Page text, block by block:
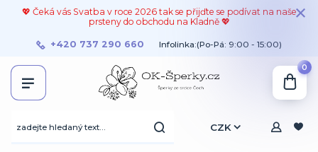
💖 Čeká vás Svatba v roce 2026 tak se přijďte se podívat na naše
prsteny do obchodu na Kladně 💖
CZK
+420 737 290 660 Infolinka:(Po-Pá: 9:00 - 15:00)
0